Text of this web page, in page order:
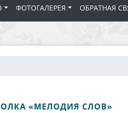
ФОТОГАЛЕРЕЯ ОБРАТНАЯ
«МЕЛОДИЯ СЛОВ»